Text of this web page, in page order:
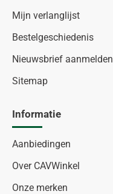
Mijn verlanglijst
Bestelgeschiedenis
Nieuwsbrief aanmelden
Sitemap
Informatie
Aanbiedingen
Over CAVWinkel
Onze merken